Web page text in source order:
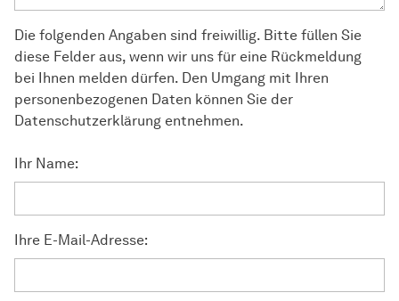
Die folgenden Angaben sind freiwillig. Bitte füllen Sie
diese Felder aus, wenn wir uns für eine Rückmeldung
bei Ihnen melden dürfen. Den Umgang mit Ihren
personenbezogenen Daten können Sie der
Datenschutzerklärung entnehmen.
Ihr Name:
Ihre E-Mail-Adresse: